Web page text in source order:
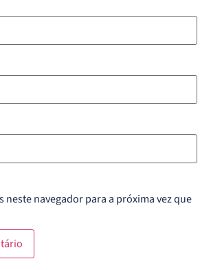
neste navegador para a próxima vez que